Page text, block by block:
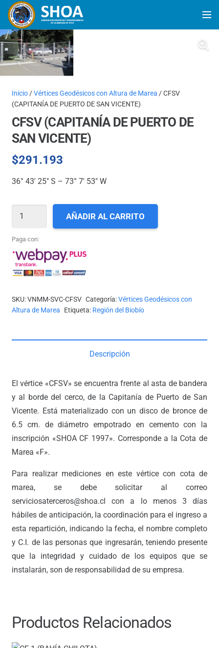
Inicio /Vértices Geodésicos con Altura de Marea / CFSV
(CAPITANÍA DE PUERTO DE SAN VICENTE)
CFSV (CAPITANÍA DE PUERTO DE
SAN VICENTE)
$291.193
36° 43′ 25″ S – 73° 7′ 53″ W
CFSV
DE
PUERTO
DE
SAN
cantidad
AÑADIR AL CARRITO
Paga con:
SKU:VNMM-SVC-CFSV Categoría:Vértices Geodésicos con
Altura de Marea Etiqueta: Región del Biobío
Descripción
El vértice «CFSV» se encuentra frente al asta de bandera
y al borde del cerco, de la Capitanía de Puerto de San
Vicente. Está materializado con un disco de bronce de
6.5 cm. de diámetro empotrado en cemento con la
inscripción «SHOA CF 1997». Corresponde a la Cota de
Marea «F».
Para realizar mediciones en este vértice con cota de
marea, se debe solicitar al correo
serviciosaterceros@shoa.cl con a lo menos 3 días
hábiles de anticipación, la coordinación para el ingreso a
esta repartición, indicando la fecha, el nombre completo
y C.I. de las personas que ingresarán, teniendo presente
que la integridad y cuidado de los equipos que se
instalarán, son de responsabilidad de su empresa.
Productos Relacionados